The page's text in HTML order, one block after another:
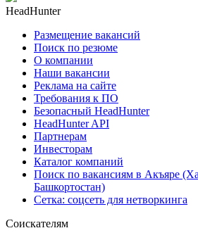
HeadHunter
Размещение вакансий
Поиск по резюме
О компании
Наши вакансии
Реклама на сайте
Требования к ПО
Безопасный HeadHunter
HeadHunter API
Партнерам
Инвесторам
Каталог компаний
Поиск по вакансиям в Акъяре
Башкортостан)
Сетка: соцсеть для нетворкинга
Соискателям